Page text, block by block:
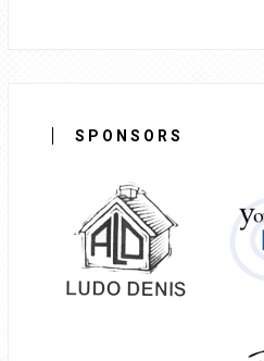
SPONSORS